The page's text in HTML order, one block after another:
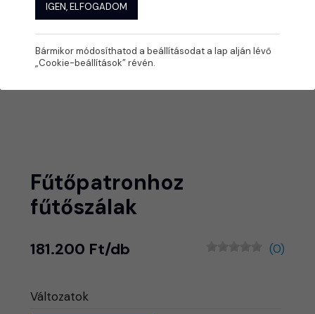
Fűtőpatronhoz
fűtőszálak
181.200 Ft/db (0)
Változatok
IGEN, ELFOGADOM
Bármikor módosíthatod a beállításodat a lap alján lévő
„Cookie-beállítások” révén.